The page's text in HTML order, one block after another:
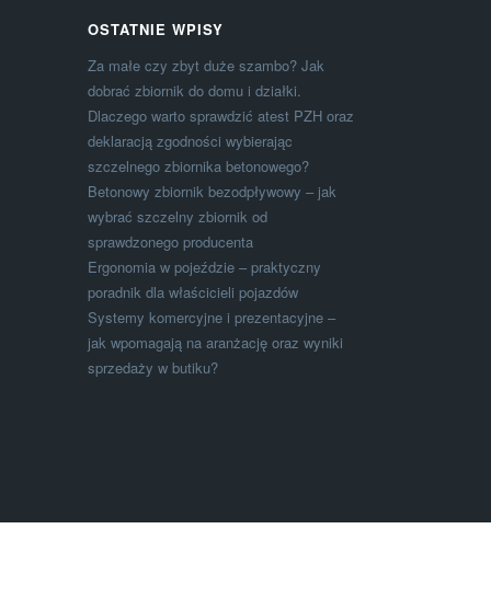
OSTATNIE WPISY
Za małe czy zbyt duże szambo? Jak
dobrać zbiornik do domu i działki.
Dlaczego warto sprawdzić atest PZH oraz
deklaracją zgodności wybierając
szczelnego zbiornika betonowego?
Betonowy zbiornik bezodpływowy – jak
wybrać szczelny zbiornik od
sprawdzonego producenta
Ergonomia w pojeździe – praktyczny
poradnik dla właścicieli pojazdów
Systemy komercyjne i prezentacyjne –
jak wpomagają na aranżację oraz wyniki
sprzedaży w butiku?